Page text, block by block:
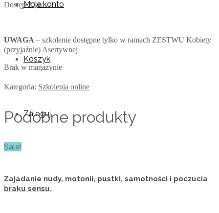
Moje konto
Koszyk
Zaloguj
Dostęp 2 lata.
UWAGA – szkolenie dostępne tylko w ramach ZESTWU Kobiety
(przyjaźnie) Asertywnej
Brak w magazynie
Kategoria: Szkolenia online
Podobne produkty
Sale!
Zajadanie nudy, motonii, pustki, samotności i poczucia
braku sensu.